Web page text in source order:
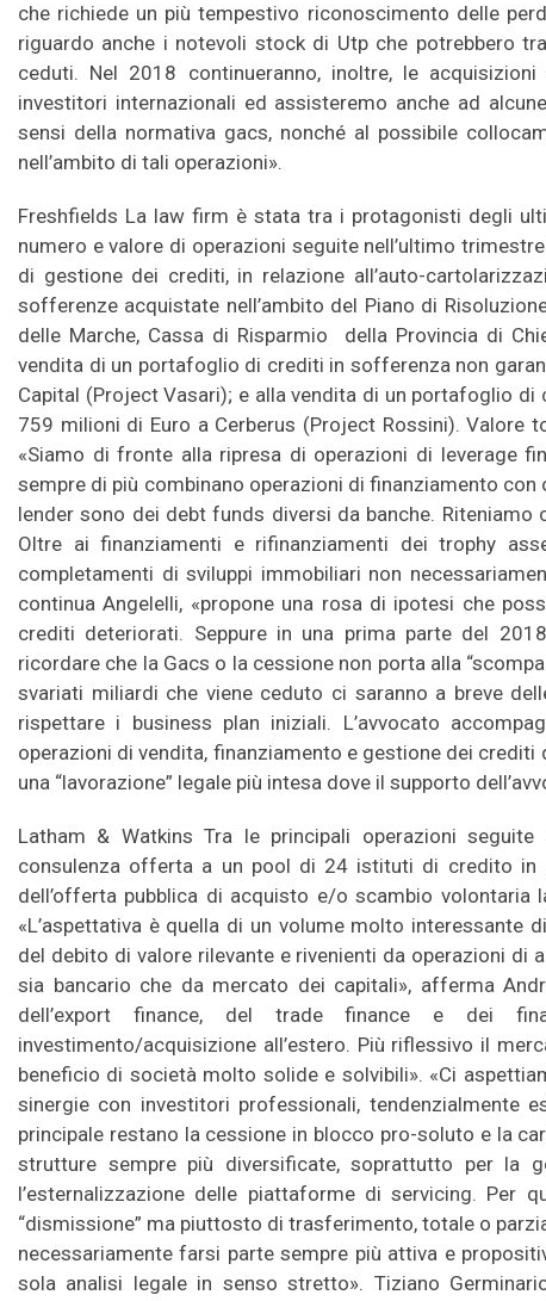
che richiede un più tempestivo riconoscimento delle
riguardo anche i notevoli stock di Utp che potrebbero
ceduti. Nel 2018 continueranno, inoltre, le
investitori internazionali ed assisteremo anche ad
sensi della normativa gacs, nonché al possibile
nell’ambito di tali operazioni».
Freshfields La law firm è stata tra i protagonisti degli
numero e valore di operazioni seguite nell’ultimo
di gestione dei crediti, in relazione all’auto-
sofferenze acquistate nell’ambito del Piano di
delle Marche, Cassa di Risparmio della Provincia di
vendita di un portafoglio di crediti in sofferenza non
Capital (Project Vasari); e alla vendita di un portafoglio
759 milioni di Euro a Cerberus (Project Rossini). Valore
«Siamo di fronte alla ripresa di operazioni di leverage
sempre di più combinano operazioni di finanziamento
lender sono dei debt funds diversi da banche. Riteniamo
Oltre ai finanziamenti e rifinanziamenti dei trophy
completamenti di sviluppi immobiliari non
continua Angelelli, «propone una rosa di ipotesi che
crediti deteriorati. Seppure in una prima parte del
ricordare che la Gacs o la cessione non porta alla
svariati miliardi che viene ceduto ci saranno a breve
rispettare i business plan iniziali. L’avvocato
operazioni di vendita, finanziamento e gestione dei
una “lavorazione” legale più intesa dove il supporto
Latham & Watkins Tra le principali operazioni
consulenza offerta a un pool di 24 istituti di credito in
dell’offerta pubblica di acquisto e/o scambio volontaria
«L’aspettativa è quella di un volume molto interessante
del debito di valore rilevante e rivenienti da operazioni di
sia bancario che da mercato dei capitali», afferma
dell’export finance, del trade finance e dei
investimento/acquisizione all’estero. Più riflessivo il
beneficio di società molto solide e solvibili». «Ci
sinergie con investitori professionali, tendenzialmente
principale restano la cessione in blocco pro-soluto e la
strutture sempre più diversificate, soprattutto per la
l’esternalizzazione delle piattaforme di servicing. Per
“dismissione” ma piuttosto di trasferimento, totale o
necessariamente farsi parte sempre più attiva e
sola analisi legale in senso stretto». Tiziano